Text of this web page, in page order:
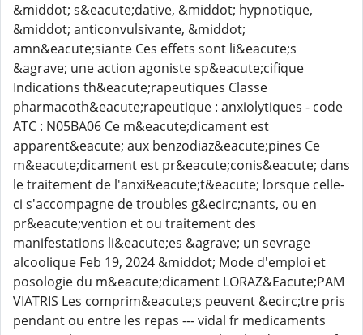
&middot; s&eacute;dative, &middot; hypnotique,
&middot; anticonvulsivante, &middot;
amn&eacute;siante Ces effets sont li&eacute;s
&agrave; une action agoniste sp&eacute;cifique
Indications th&eacute;rapeutiques Classe
pharmacoth&eacute;rapeutique : anxiolytiques - code
ATC : N05BA06 Ce m&eacute;dicament est
apparent&eacute; aux benzodiaz&eacute;pines Ce
m&eacute;dicament est pr&eacute;conis&eacute; dans
le traitement de l'anxi&eacute;t&eacute; lorsque celle-
ci s'accompagne de troubles g&ecirc;nants, ou en
pr&eacute;vention et ou traitement des
manifestations li&eacute;es &agrave; un sevrage
alcoolique Feb 19, 2024 &middot; Mode d'emploi et
posologie du m&eacute;dicament LORAZ&Eacute;PAM
VIATRIS Les comprim&eacute;s peuvent &ecirc;tre pris
pendant ou entre les repas --- vidal fr medicaments